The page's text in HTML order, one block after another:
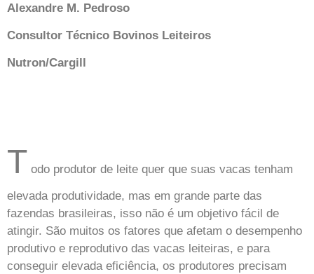
Alexandre M. Pedroso
Consultor Técnico Bovinos Leiteiros
Nutron/Cargill
T odo produtor de leite quer que suas vacas tenham
elevada produtividade, mas em grande parte das
fazendas brasileiras, isso não é um objetivo fácil de
atingir. São muitos os fatores que afetam o desempenho
produtivo e reprodutivo das vacas leiteiras, e para
conseguir elevada eficiência, os produtores precisam